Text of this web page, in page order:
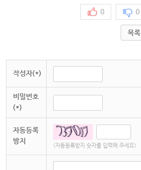
0 0
목록
작성자(*)
비밀번호
(*)
자동등록
방지
(자동등록방지 숫자를 입력해 주세요)